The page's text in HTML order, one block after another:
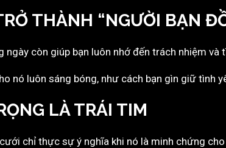
THÀNH “NGƯỜI BẠN
ngày còn giúp bạn luôn nhớ đến trách nhiệm và
nó luôn sáng bóng, như cách bạn gìn giữ tình
LÀ TRÁI TIM
chỉ thực sự ý nghĩa khi nó là minh chứng